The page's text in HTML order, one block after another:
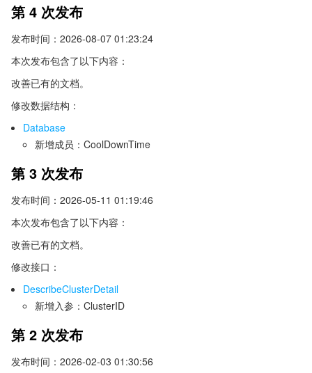
第 4 次发布
发布时间：2026-08-07 01:23:24
本次发布包含了以下内容：
改善已有的文档。
修改数据结构：
Database
新增成员：CoolDownTime
第 3 次发布
发布时间：2026-05-11 01:19:46
本次发布包含了以下内容：
改善已有的文档。
修改接口：
DescribeClusterDetail
新增入参：ClusterID
第 2 次发布
发布时间：2026-02-03 01:30:56